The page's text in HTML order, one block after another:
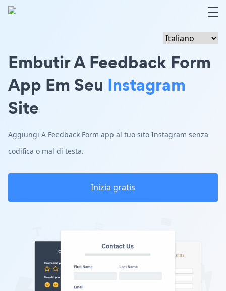
Embutir A Feedback Form
App Em Seu Instagram
Site
Aggiungi A Feedback Form app al tuo sito Instagram senza
codifica o mal di testa.
Inizia gratis